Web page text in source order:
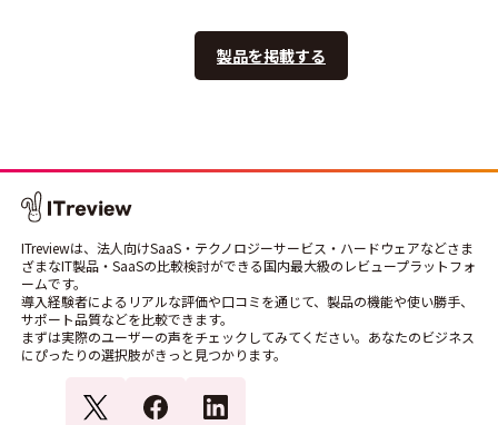
製品を掲載する
ITreviewは、法人向けSaaS・テクノロジーサービス・ハードウェアなどさま
ざまなIT製品・SaaSの比較検討ができる国内最大級のレビュープラットフォ
ームです。
導入経験者によるリアルな評価や口コミを通じて、製品の機能や使い勝手、
サポート品質などを比較できます。
まずは実際のユーザーの声をチェックしてみてください。あなたのビジネス
にぴったりの選択肢がきっと見つかります。